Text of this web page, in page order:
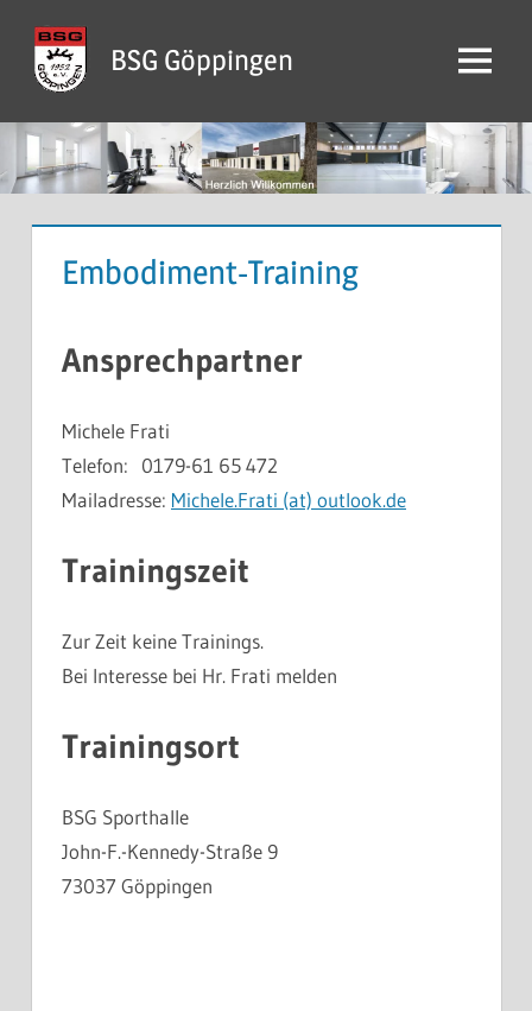
Inhalt
springen
BSG Göppingen Menü
Embodiment-Training
Ansprechpartner
Michele Frati
Telefon: 0179-61 65 472
Mailadresse: Michele.Frati (at) outlook.de
Trainingszeit
Zur Zeit keine Trainings.
Bei Interesse bei Hr. Frati melden
Trainingsort
BSG Sporthalle
John-F.-Kennedy-Straße 9
73037 Göppingen